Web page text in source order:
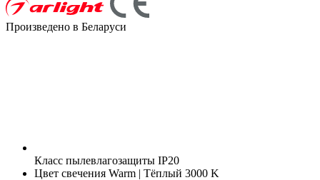
Произведено в Беларуси
Класс пылевлагозащиты IP20
Цвет свечения Warm | Тёплый 3000 K